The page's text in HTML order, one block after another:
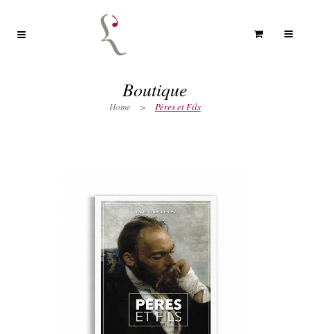
Boutique
Home > Pères et Fils